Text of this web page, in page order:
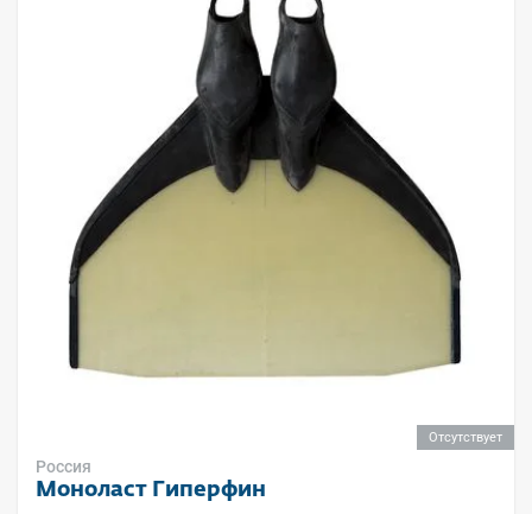
Отсутствует
Россия
Моноласт Гиперфин